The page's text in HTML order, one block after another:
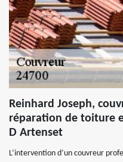
Reinhard Joseph,
réparation de toiture
D Artenset
L’intervention d’un couvreur